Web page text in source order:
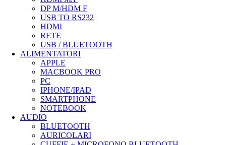
DP M/HDM F
USB TO RS232
HDMI
RETE
USB / BLUETOOTH
ALIMENTATORI
APPLE
MACBOOK PRO
PC
IPHONE/IPAD
SMARTPHONE
NOTEBOOK
AUDIO
BLUETOOTH
AURICOLARI